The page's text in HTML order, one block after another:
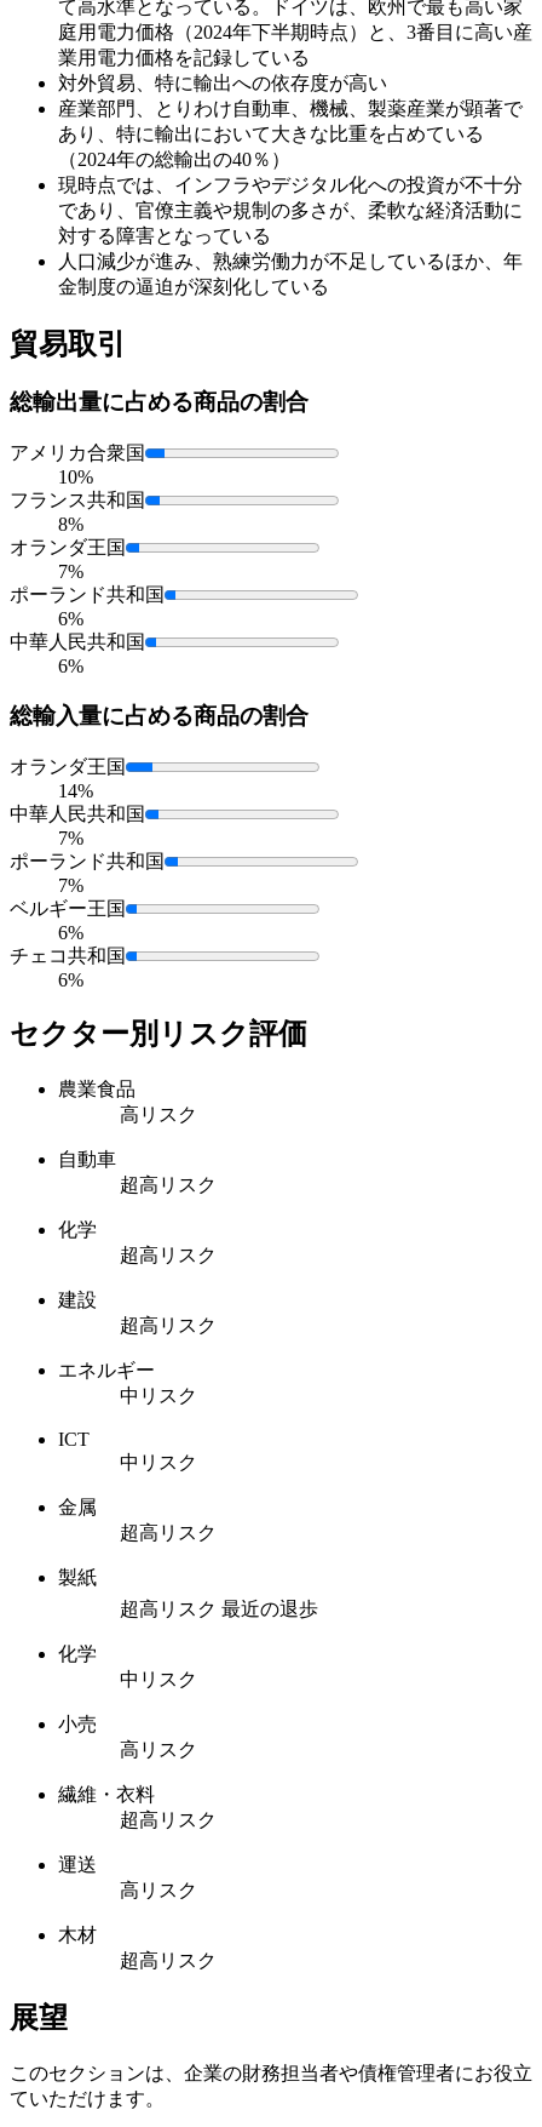
て高水準となっている。ドイツは、欧州で最も高い家
庭用電力価格（2024年下半期時点）と、3番目に高い産
業用電力価格を記録している
対外貿易、特に輸出への依存度が高い
産業部門、とりわけ自動車、機械、製薬産業が顕著で
あり、特に輸出において大きな比重を占めている
（2024年の総輸出の40％）
現時点では、インフラやデジタル化への投資が不十分
であり、官僚主義や規制の多さが、柔軟な経済活動に
対する障害となっている
人口減少が進み、熟練労働力が不足しているほか、年
金制度の逼迫が深刻化している
貿易取引
総輸出量に占める商品の割合
アメリカ合衆国
10%
フランス共和国
8%
オランダ王国
7%
ポーランド共和国
6%
中華人民共和国
6%
総輸入量に占める商品の割合
オランダ王国
14%
中華人民共和国
7%
ポーランド共和国
7%
ベルギー王国
6%
チェコ共和国
6%
セクター別リスク評価
農業食品
高リスク
自動車
超高リスク
化学
超高リスク
建設
超高リスク
エネルギー
中リスク
ICT
中リスク
金属
超高リスク
製紙
超高リスク 最近の退歩
化学
中リスク
小売
高リスク
繊維・衣料
超高リスク
運送
高リスク
木材
超高リスク
展望
このセクションは、企業の財務担当者や債権管理者にお役立
ていただけます。